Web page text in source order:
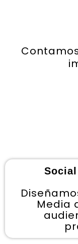
Media